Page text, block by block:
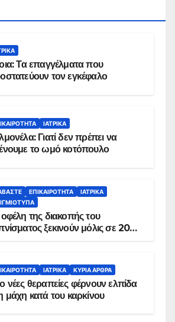
Τα επαγγέλματα που
τον εγκέφαλο
ΙΑΤΡΙΚΆ
Γιατί δεν πρέπει να
το ωμό κοτόπουλο
ΕΠΙΚΑΙΡΌΤΗΤΑ
ΙΑΤΡΙΚΆ
της διακοπής του
ξεκινούν μόλις σε 20
ΙΑΤΡΙΚΆ ΚΥΡΙΑ ΑΡΘΡΑ
νέες θεραπείες φέρνουν ελπίδα
μάχη κατά του καρκίνου